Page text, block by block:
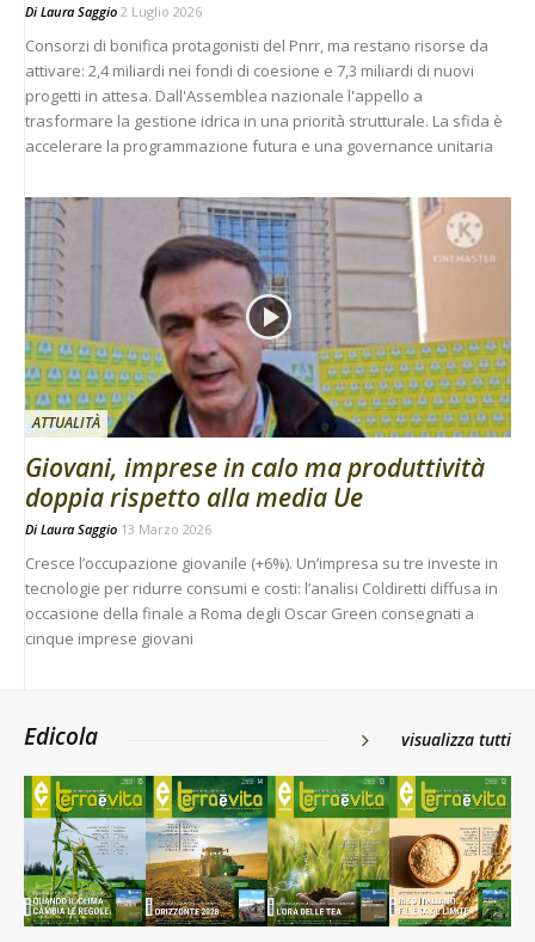
Di Laura Saggio 2 Luglio 2026
Consorzi di bonifica protagonisti del Pnrr, ma restano risorse da
attivare: 2,4 miliardi nei fondi di coesione e 7,3 miliardi di nuovi
progetti in attesa. Dall'Assemblea nazionale l'appello a
trasformare la gestione idrica in una priorità strutturale. La sfida è
accelerare la programmazione futura e una governance unitaria
ATTUALITÀ
Giovani, imprese in calo ma produttività
doppia rispetto alla media Ue
Di Laura Saggio 13 Marzo 2026
Cresce l’occupazione giovanile (+6%). Un’impresa su tre investe in
tecnologie per ridurre consumi e costi: l’analisi Coldiretti diffusa in
occasione della finale a Roma degli Oscar Green consegnati a
cinque imprese giovani
Edicola visualizza tutti